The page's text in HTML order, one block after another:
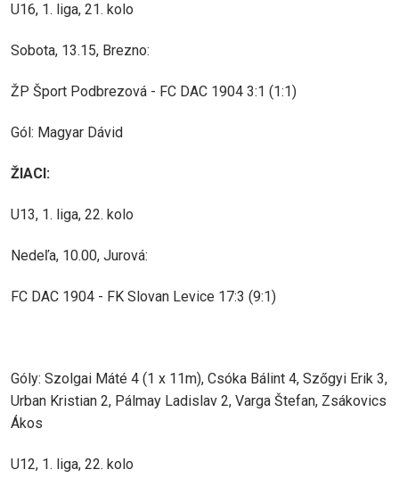
U16, 1. liga, 21. kolo
Sobota, 13.15, Brezno:
ŽP Šport Podbrezová - FC DAC 1904 3:1 (1:1)
Gól: Magyar Dávid
ŽIACI:
U13, 1. liga, 22. kolo
Nedeľa, 10.00, Jurová:
FC DAC 1904 - FK Slovan Levice 17:3 (9:1)
Góly: Szolgai Máté 4 (1 x 11m), Csóka Bálint 4, Szőgyi Erik 3,
Urban Kristian 2, Pálmay Ladislav 2, Varga Štefan, Zsákovics
Ákos
U12, 1. liga, 22. kolo